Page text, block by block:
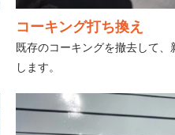
コーキング打ち換え
既存のコーキングを撤去して
します。